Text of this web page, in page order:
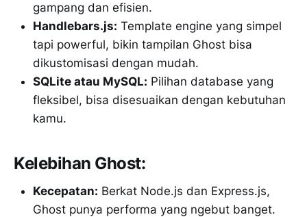
gampang dan efisien.
Handlebars.js: Template engine yang simpel
tapi powerful, bikin tampilan Ghost bisa
dikustomisasi dengan mudah.
SQLite atau MySQL: Pilihan database yang
fleksibel, bisa disesuaikan dengan kebutuhan
kamu.
Kelebihan Ghost:
Kecepatan: Berkat Node.js dan Express.js,
Ghost punya performa yang ngebut banget.